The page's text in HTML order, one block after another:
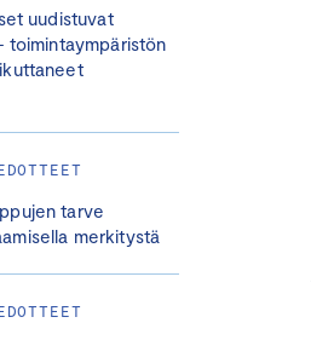
uudistuvat
toimintaympäristön
tarve
merkitystä